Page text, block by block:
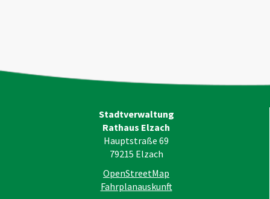
Stadtverwaltung
Rathaus Elzach
Hauptstraße 69
79215 Elzach
OpenStreetMap
Fahrplanauskunft